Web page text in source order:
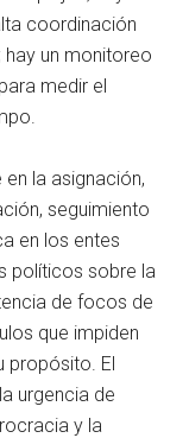
coordinación
un monitoreo
medir el
la asignación,
seguimiento
en los entes
políticos sobre la
de focos de
que impiden
propósito. El
urgencia de
y la